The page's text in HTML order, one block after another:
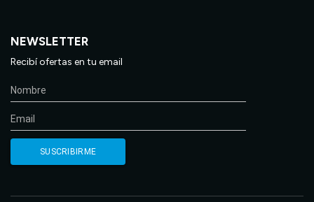
NEWSLETTER
Recibí ofertas en tu email